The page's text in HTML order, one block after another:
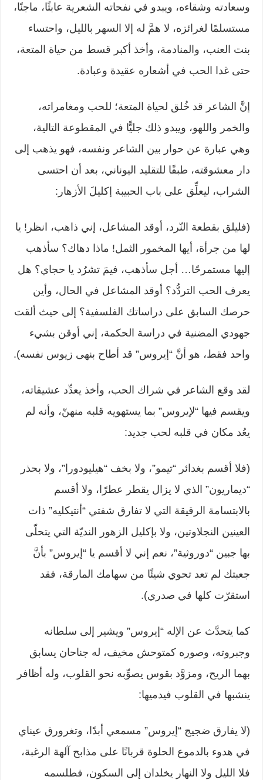
وسعادته وشقاءه، ويبدو في نفحاته الشعرية عابثًا، ماجنًا،
‏مستسلمًا لغرائزه، لا همَّ له إلا السهر بالليل، واحتساء
بنت العنب، والمنادمة، وأخذ ‏أكبر قسط من حياة المتعة،
حتى غدا الحب في أشعاره عقيدة وعبادة.‏
إنَّ الشاعر قد خُلق لحياة المتعة؛ للحب ومغامراته،
والخمر واللهو، ويبدو ذلك جليًّا في ‏المقطوعة التالية،
وهي عبارة عن حوار بين الشاعر ونفسه، فهو يذهب إلى
دار ‏معشوقته، طبقًا للتقليد اليوناني، بعد أن احتسى
الشراب، ليعلِّق على باب الحبيبة إكليلَ ‏الأزهار:‏
‏(فليلق بقطعة النّرد، أوقد المشاعل، إني ذاهب، انظر! يا
لها من جرأة، أيها المخمور ‏الثمل! ماذا دهاك؟ سأذهب
إليها مستمرحًا… أجل سأذهب، فيمَ تشرُد يا حجاي؟ هل
‏يعرف الحب التردُّد؟ أوقد المشاعل في الحال، وأين
حرصك السابق على دراساتك ‏الفلسفية؟ إلى حيث ألقت
جهودي المضنية في دراسة الحكمة، إني أوقن بشيء
واحد ‏فقط، هو أنَّ “إيروس” قد أطاح بنهى زيوس نفسه).‏
لقد وقع الشاعر في شراك الحب، وأخذ يعدِّد عشيقاته،
ويقسم فيها “لإيروس” بما ‏يستهويه قلبه منهنّ، وأنه لم
يعُد مكان في قلبه لحب جديد:‏
‏(فلا أقسم بغدائر “تيمو”، ولا بخف “هيليودورا”، ولا بحذر
“ديماريون” الذي لا يزال ‏يقطر عطرًا، ولا أقسم
بالابتسامة الرقيقة التي لا تفارق شفتي “أنتيكليه” ذات
العينين ‏النجلاوتين، ولا بإكليل الزهور النديّة التي يتحلّى
بها جبين “دوروثية”، نعم إني لا ‏أقسم يا “إيروس” بأنَّ
جعبتك لم تعد تحوي شيئًا من سهامك المارقة، فقد
استقرّت كلها ‏في صدري).‏
كما يتحدَّث عن الإله “إيروس” ويشير إلى سلطانه
وجبروته، وصوره كمتوحش ‏مخيف، له جناحان يسابق
بهما الريح، ومزوَّد بقوس يصوِّبه نحو القلوب، وله أظافر
‏ينشبها في القلوب فيدميها:‏
‏(لا يفارق ضجيج “إيروس” مسمعي أبدًا، وتغرورق عيناي
في هدوء بالدموع الحلوة ‏قربانًا على مذابح آلهة الرغبة،
فلا الليل ولا النهار يخلدان إلى السكون، فطلسمه